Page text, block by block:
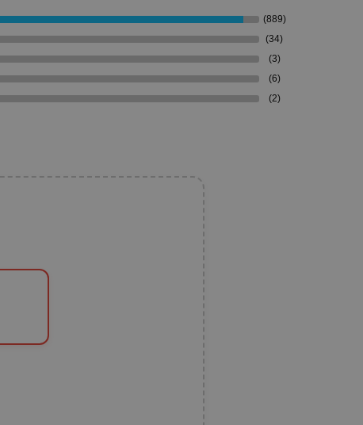
(889)
(34)
(3)
(6)
(2)